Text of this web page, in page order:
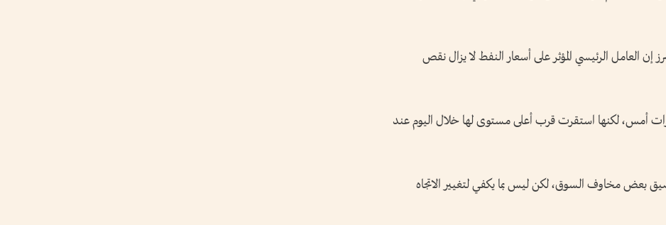
إن العامل الرئيسي المؤثر على أسعار النفط لا يزال ⁠نقص
أمس، لكنها استقرت قرب أعلى مستوى لها خلال اليوم عند
بعض مخاوف السوق، لكن ليس بما يكفي لتغيير الاتجاه